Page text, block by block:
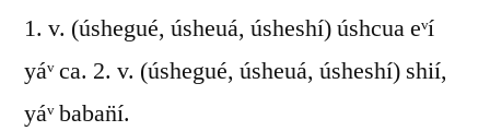
1. v. (úshegué, úsheuá, úsheshí) úshcua eᵛí
yáᵛ ca. 2. v. (úshegué, úsheuá, úsheshí) shií,
yáᵛ baban̈í.